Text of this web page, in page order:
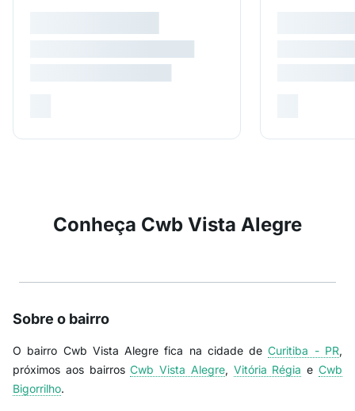
Conheça Cwb Vista Alegre
Sobre o bairro
O bairro Cwb Vista Alegre fica na cidade deCuritiba - PR,
próximos aos bairrosCwb Vista Alegre, Vitória Régia eCwb
Bigorrilho.